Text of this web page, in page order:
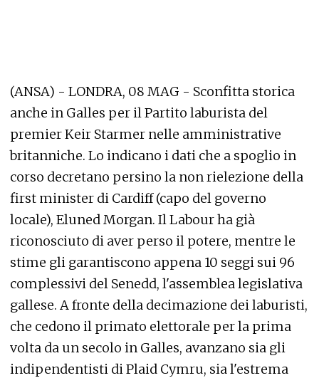
(ANSA) - LONDRA, 08 MAG - Sconfitta storica
anche in Galles per il Partito laburista del
premier Keir Starmer nelle amministrative
britanniche. Lo indicano i dati che a spoglio in
corso decretano persino la non rielezione della
first minister di Cardiff (capo del governo
locale), Eluned Morgan. Il Labour ha già
riconosciuto di aver perso il potere, mentre le
stime gli garantiscono appena 10 seggi sui 96
complessivi del Senedd, l'assemblea legislativa
gallese. A fronte della decimazione dei laburisti,
che cedono il primato elettorale per la prima
volta da un secolo in Galles, avanzano sia gli
indipendentisti di Plaid Cymru, sia l'estrema